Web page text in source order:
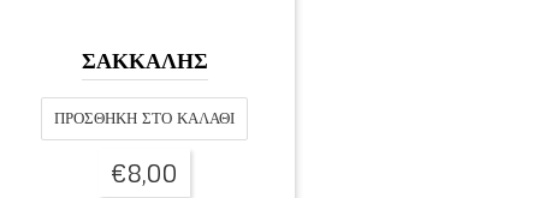
ΣΑΚΚΑΛΗΣ
ΠΡΟΣΘΉΚΗ ΣΤΟ ΚΑΛΆΘΙ
€8,00